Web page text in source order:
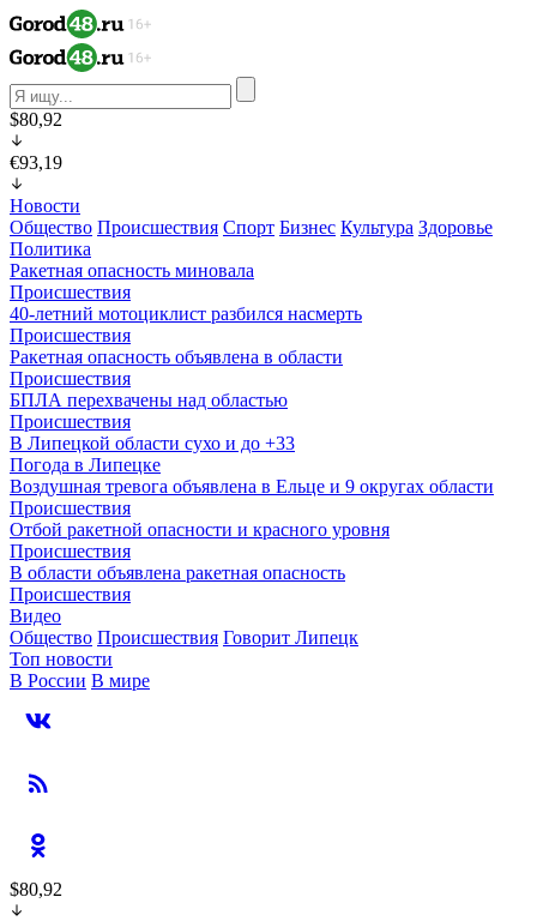
$80,92
€93,19
Новости
Общество Происшествия Спорт Бизнес Культура Здоровье
Политика
Ракетная опасность миновала
Происшествия
40-летний мотоциклист разбился насмерть
Происшествия
Ракетная опасность объявлена в области
Происшествия
БПЛА перехвачены над областью
Происшествия
В Липецкой области сухо и до +33
Погода в Липецке
Воздушная тревога объявлена в Ельце и 9 округах области
Происшествия
Отбой ракетной опасности и красного уровня
Происшествия
В области объявлена ракетная опасность
Происшествия
Видео
Общество Происшествия Говорит Липецк
Топ новости
В России В мире
$80,92